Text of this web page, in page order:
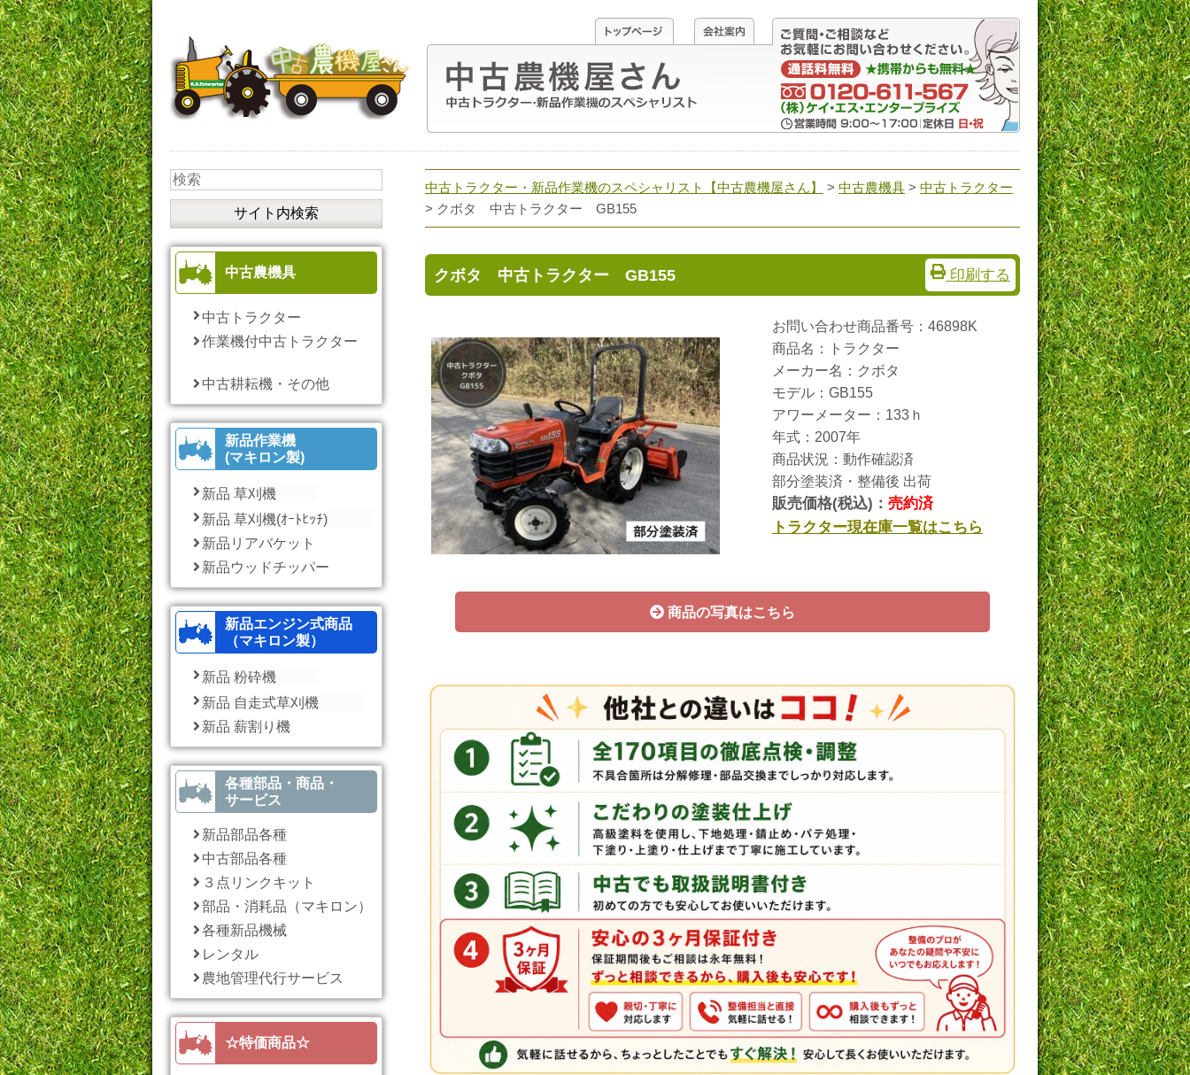
中古農機具
中古トラクター
作業機付中古トラクター
中古耕耘機・その他
新品作業機
(マキロン製)
新品 草刈機
新品 草刈機(ｵｰﾄﾋｯﾁ)
新品リアバケット
新品ウッドチッパー
新品エンジン式商品
（マキロン製）
新品 粉砕機
新品 自走式草刈機
新品 薪割り機
各種部品・商品・
サービス
新品部品各種
中古部品各種
３点リンクキット
部品・消耗品（マキロン）
各種新品機械
レンタル
農地管理代行サービス
☆特価商品☆
中古トラクター・新品作業機のスペシャリスト【中古農機屋さん】 > 中古農機具 > 中古トラクター
> クボタ 中古トラクター GB155
クボタ 中古トラクター GB155 印刷する
お問い合わせ商品番号：46898K
商品名：トラクター
メーカー名：クボタ
モデル：GB155
アワーメーター：133ｈ
年式：2007年
商品状況：動作確認済
部分塗装済・整備後 出荷
販売価格(税込)： 売約済
トラクター現在庫一覧はこちら
商品の写真はこちら